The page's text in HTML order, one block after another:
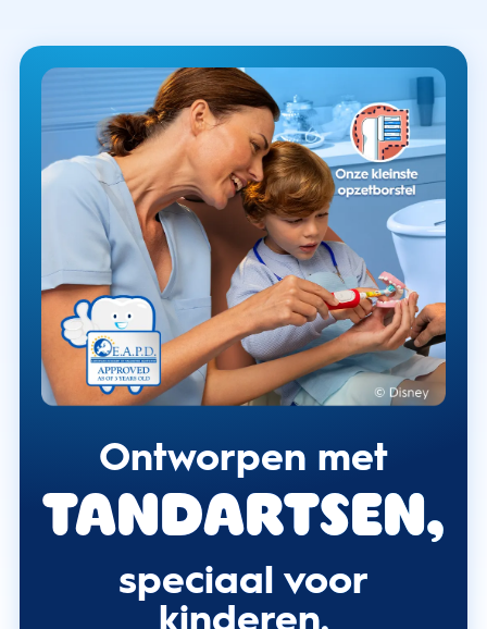
Ontworpen met
tandartsen,
speciaal voor
kinderen.